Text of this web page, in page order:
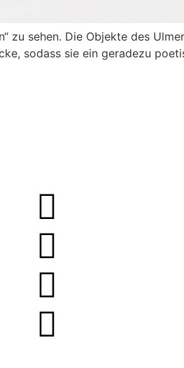
zu sehen. Die Objekte des
sodass sie ein geradezu